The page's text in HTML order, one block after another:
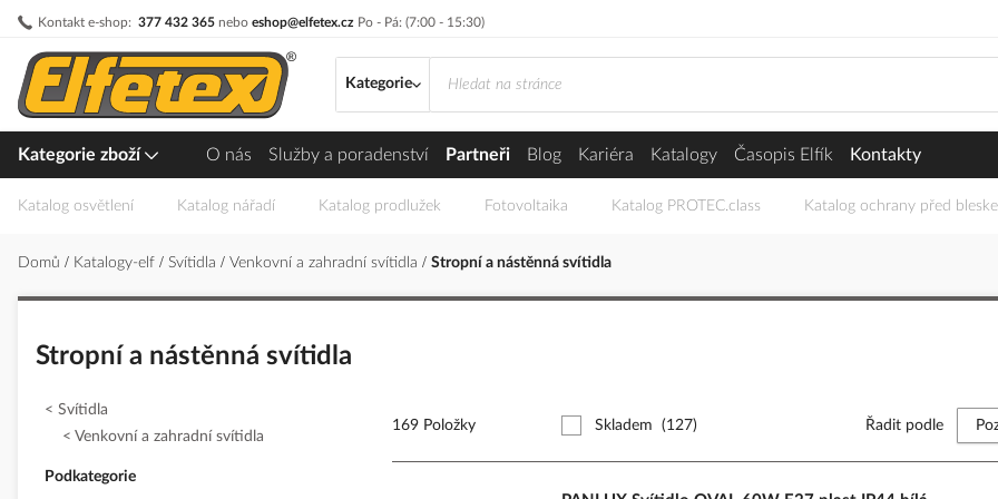
Kontakt e-shop: 377 432 365 nebo eshop@elfetex.cz Po - Pá: (7:00 - 15:30)
Přejít
obsah
Kategorie
Kategorie zboží O nás Služby a poradenství Partneři Blog Kariéra Katalogy Časopis Elfík Kontakty
Katalog osvětlení Katalog nářadí Katalog prodlužek Fotovoltaika Katalog PROTEC.class Katalog ochrany před
Domů Katalogy-elf Svítidla Venkovní a zahradní svítidla Stropní a nástěnná svítidla
Stropní a nástěnná svítidla
169 Položky Skladem (127) Řadit podle
Svítidla
Venkovní a zahradní svítidla
Podkategorie